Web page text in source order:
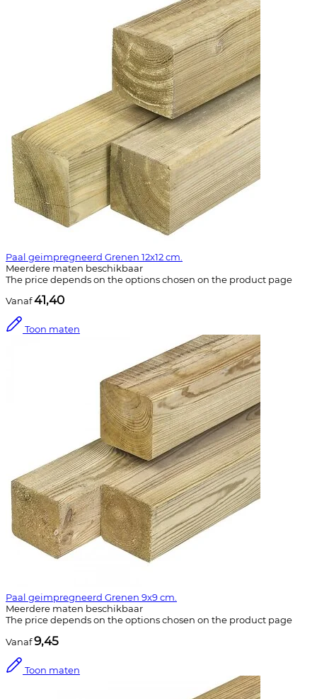
Paal geimpregneerd Grenen 12x12 cm.
Meerdere maten beschikbaar
The price depends on the options chosen on the product page
Vanaf41,40
Toon maten
Paal geimpregneerd Grenen 9x9 cm.
Meerdere maten beschikbaar
The price depends on the options chosen on the product page
Vanaf9,45
Toon maten